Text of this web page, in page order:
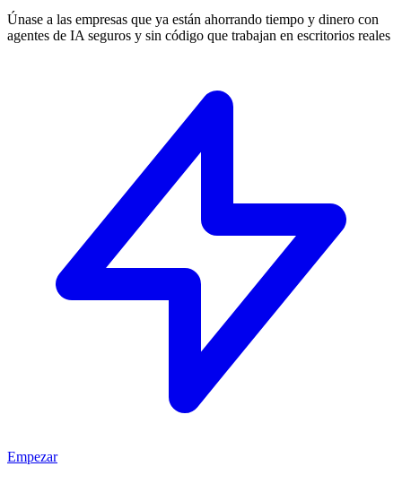
Únase a las empresas que ya están ahorrando tiempo y dinero con
agentes de IA seguros y sin código que trabajan en escritorios reales
Empezar